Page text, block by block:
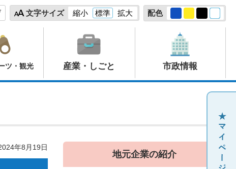
文字サイズ 縮小 標準 拡大 配色
ツ・観光 産業・しごと 市政情報
年8月19日
地元企業の紹介